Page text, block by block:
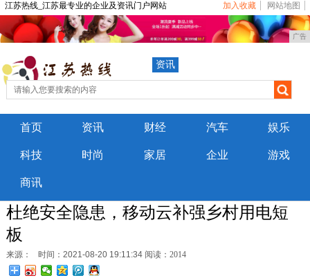
江苏热线_江苏最专业的企业及资讯门户网站 加入收藏 网站地图
广告
资讯
首页 资讯 财经 汽车 娱乐
科技 时尚 家居 企业 游戏
商讯
杜绝安全隐患，移动云补强乡村用电短
板
来源： 时间：2021-08-20 19:11:34 阅读：2014